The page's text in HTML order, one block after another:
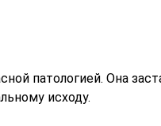
патологией. Она
исходу.